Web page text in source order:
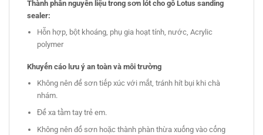
Thành phần nguyên liệu trong sơn lót cho gỗ Lotus sanding
sealer:
Hỗn hợp, bột khoáng, phụ gia hoạt tính, nước, Acrylic
polymer
Khuyến cáo lưu ý an toàn và môi trường
Không nên để sơn tiếp xúc với mắt, tránh hít bụi khi chà
nhám.
Để xa tầm tay trẻ em.
Không nên đổ sơn hoặc thành phàn thừa xuống vào cống